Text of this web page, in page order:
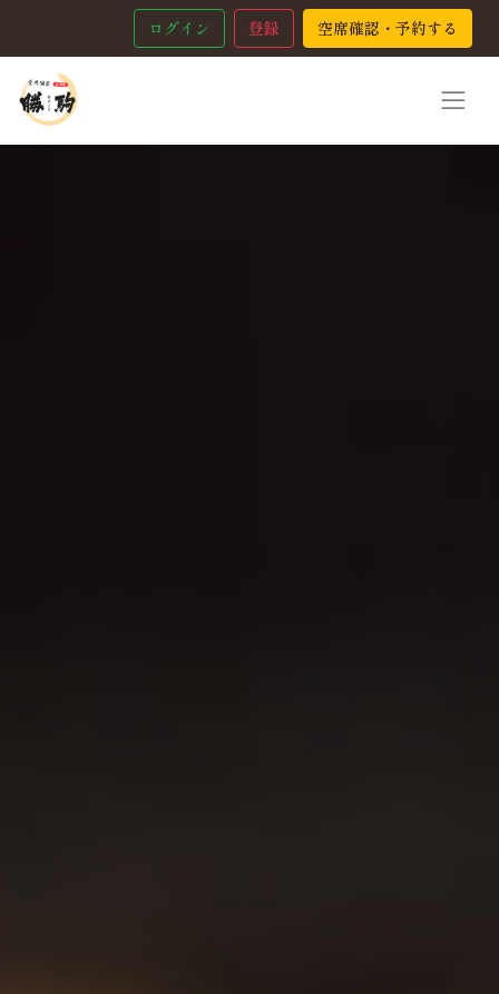
ログイン 登録 空席確認・予約する